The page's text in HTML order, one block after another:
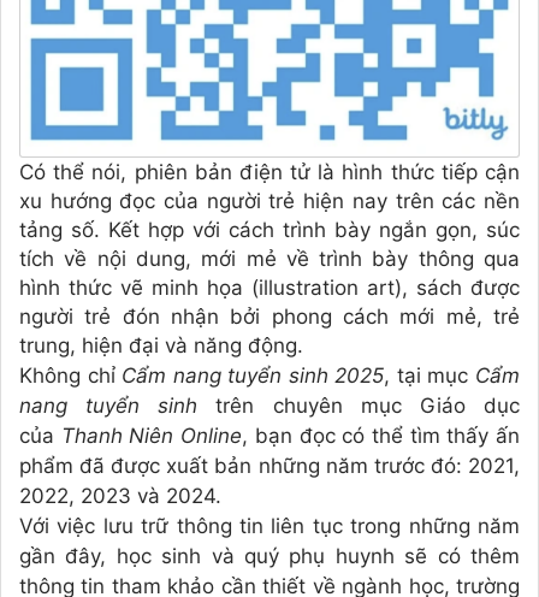
Có thể nói, phiên bản điện tử là hình thức tiếp cận
xu hướng đọc của người trẻ hiện nay trên các nền
tảng số. Kết hợp với cách trình bày ngắn gọn, súc
tích về nội dung, mới mẻ về trình bày thông qua
hình thức vẽ minh họa (illustration art), sách được
người trẻ đón nhận bởi phong cách mới mẻ, trẻ
trung, hiện đại và năng động.
Không chỉ Cẩm nang tuyển sinh 2025, tại mục Cẩm
nang tuyển sinh trên chuyên mục Giáo dục
của Thanh Niên Online, bạn đọc có thể tìm thấy ấn
phẩm đã được xuất bản những năm trước đó: 2021,
2022, 2023 và 2024.
Với việc lưu trữ thông tin liên tục trong những năm
gần đây, học sinh và quý phụ huynh sẽ có thêm
thông tin tham khảo cần thiết về ngành học, trường